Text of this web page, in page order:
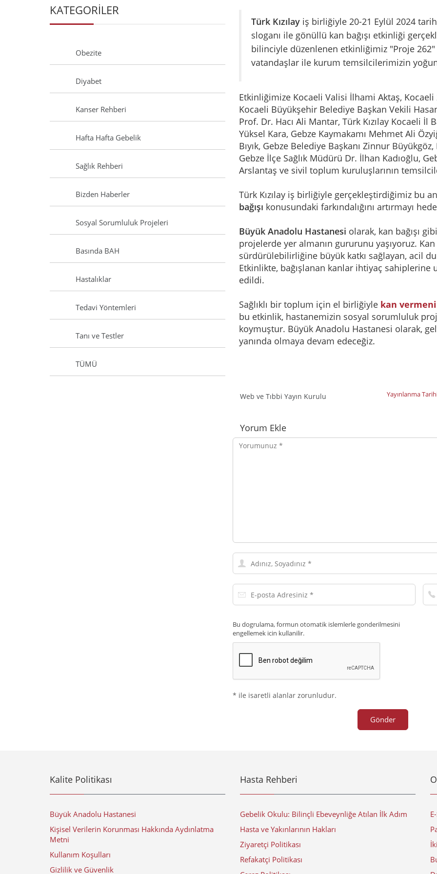
Türk Kızılay iş birliğiyle 20-21 Eylül 2024
sloganı ile gönüllü kan bağışı etkinliği
bilinciyle düzenlenen etkinliğimiz "Proje
vatandaşlar ile kurum temsilcilerimizin yoğun
Etkinliğimize Kocaeli Valisi İlhami Aktaş,
Kocaeli Büyükşehir Belediye Başkan Vekili
Prof. Dr. Hacı Ali Mantar, Türk Kızılay Kocaeli İl
Yüksel Kara, Gebze Kaymakamı Mehmet Ali
Bıyık, Gebze Belediye Başkanı Zinnur
Gebze İlçe Sağlık Müdürü Dr. İlhan Kadıoğlu,
Arslantaş ve sivil toplum kuruluşlarının
Türk Kızılay iş birliğiyle gerçekleştirdiğimiz bu
bağışı konusundaki farkındalığını artırmayı
Büyük Anadolu Hastanesi olarak, kan bağışı
projelerde yer almanın gururunu yaşıyoruz. Kan
sürdürülebilirliğine büyük katkı sağlayan, acil
Etkinlikte, bağışlanan kanlar ihtiyaç sahiplerine
edildi.
Sağlıklı bir toplum için el birliğiyle kan
bu etkinlik, hastanemizin sosyal sorumluluk
koymuştur. Büyük Anadolu Hastanesi olarak,
yanında olmaya devam edeceğiz.
Web ve Tıbbi Yayın Kurulu Yayınlanma
Yorumlar
Yorum Ekle
Yorumunuz
Adınız,
Soyadınız
E-
posta
Bu dogrulama, formun otomatik islemlerle gonderilmesini
engellemek icin kullanilir.
* ile isaretli alanlar zorunludur.
Gönder
KATEGORİLER
Obezite
Diyabet
Kanser Rehberi
Hafta Hafta Gebelik
Sağlık Rehberi
Bizden Haberler
Sosyal Sorumluluk Projeleri
Basında BAH
Hastalıklar
Tedavi Yöntemleri
Tanı ve Testler
TÜMÜ
Kalite Politikası
Büyük Anadolu Hastanesi
Kişisel Verilerin Korunması Hakkında Aydınlatma
Metni
Kullanım Koşulları
Gizlilik ve Güvenlik
Hasta Rehberi
Gebelik Okulu: Bilinçli Ebeveynliğe Atılan İlk Adım
Hasta ve Yakınlarının Hakları
Ziyaretçi Politikası
Refakatçi Politikası